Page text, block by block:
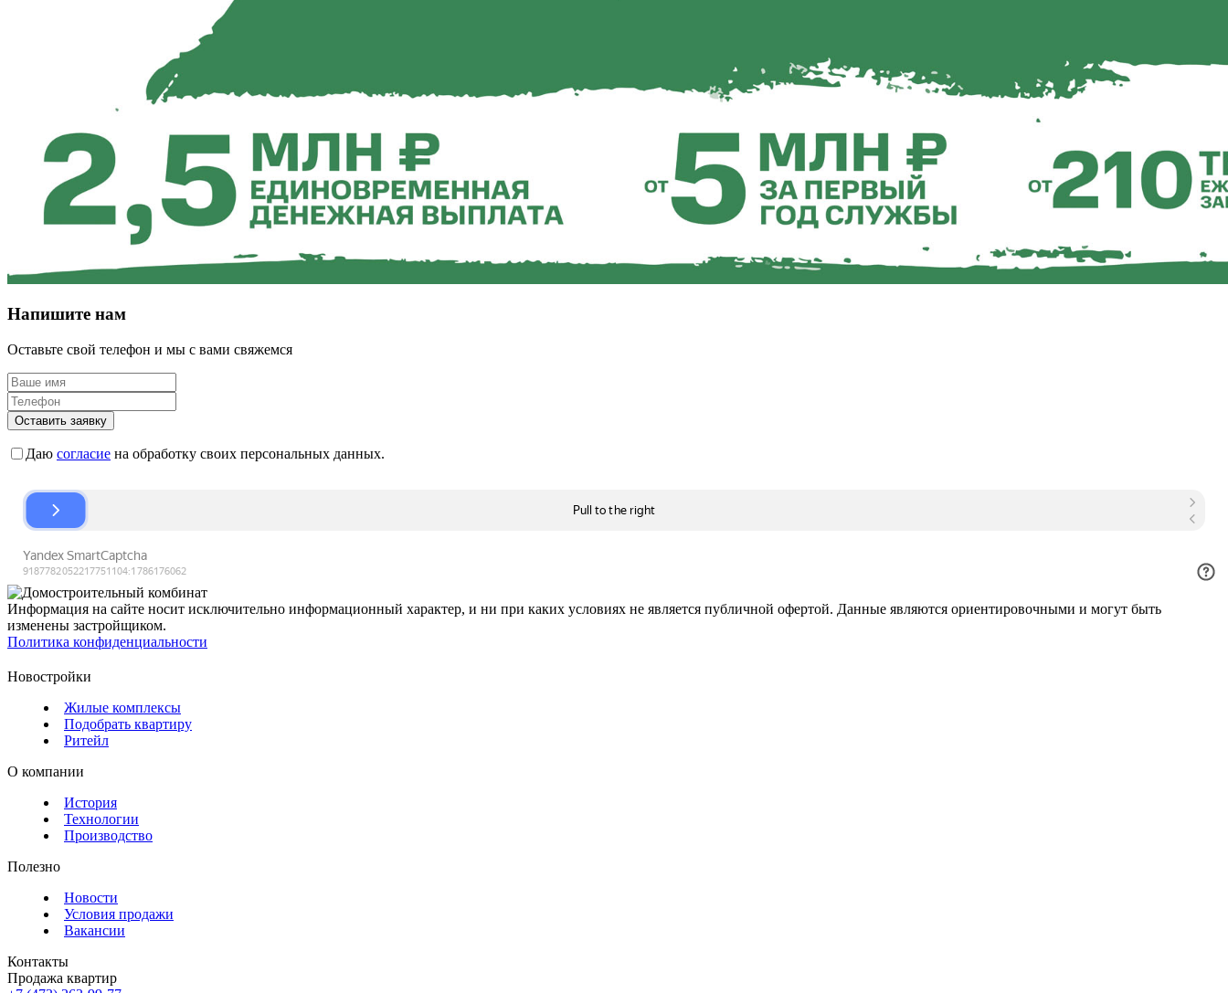
Напишите нам
Оставьте свой телефон и мы с вами свяжемся
Оставить заявку
Даю согласие на обработку своих персональных данных.
Информация на сайте носит исключительно информационный характер, и ни при каких условиях не является публичной офертой. Данные являются ориентировочными и могут быть
изменены застройщиком.
Политика конфиденциальности
Новостройки
Жилые комплексы
Подобрать квартиру
Ритейл
О компании
История
Технологии
Производство
Полезно
Новости
Условия продажи
Вакансии
Контакты
Продажа квартир